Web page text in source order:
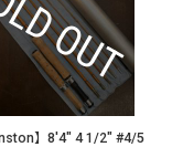
】8'4" 4 1/2" #4/5